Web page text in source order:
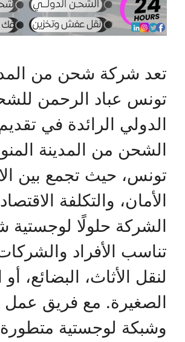
تعد شركة شحن من
تونس عباد الرحمن
الدولي الرائدة في
الشحن من المدينة
تونس، حيث تجمع بين
الأمان، والتكلفة
الشركة حلولًا لوجستية
تناسب الأفراد
لنقل الأثاث، البضائع،
الصغيرة. مع فريق
وشبكة لوجستية